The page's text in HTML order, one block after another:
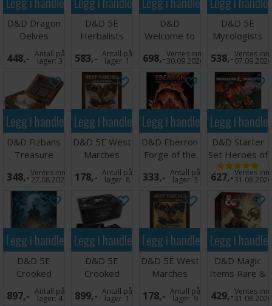
D&D Dragon
Delves
Adventure
Anthology
448,- Antall på
lager:3
D&D 5E
Herbalists
Primer
583,- Antall på
lager:1
D&D
Welcome to
Hellfire Club
Brettspill
698,-Ventes inn
30.09.2026
D&D 5E
Mycologists
Primer
538,-Ventes inn
07.09.2026
Legg i handlekurven
D&D Fizbans
Treasure
Mystery Dice
Box
348,-Ventes inn
27.08.2026
Legg i handlekurven
D&D 5E West
Marches
Game Master
Workbook
178,- Antall på
lager:8
Legg i handlekurven
D&D Eberron
Forge of the
Artificer LE
333,- Antall på
lager:3
Legg i
D&D Starter
Set Heroes of
Borderlands
627,-Ventes inn
31.08.2026
Legg i handlekurven
D&D 5E
Crooked
Moon
Rulebook
897,- Antall på
lager:4
Legg i handlekurven
D&D 5E
Crooked
Moon Tarot
Deck & Bag
899,- Antall på
lager:1
Legg i handlekurven
D&D 5E West
Marches
Campaign
Playstyle
178,- Antall på
lager:9
Legg i
D&D Magic
Items Rare &
Very Rare
429,-Ventes inn
31.08.2026